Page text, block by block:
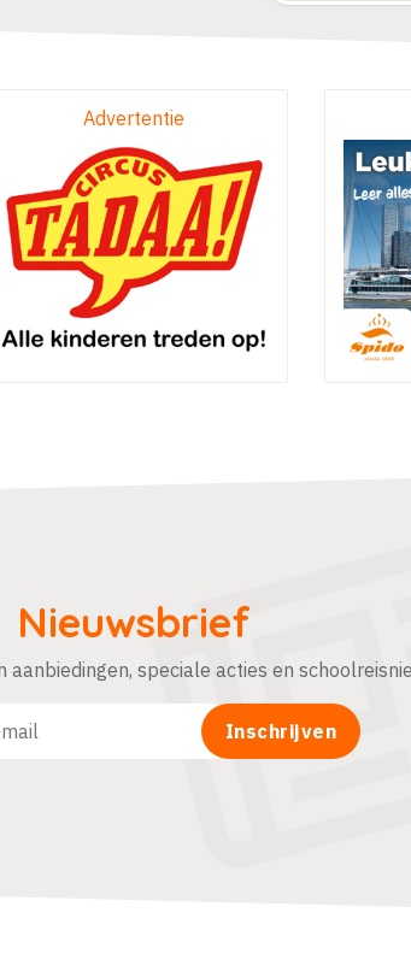
Advertentie
Nieuwsbrief
aanbiedingen, speciale acties en